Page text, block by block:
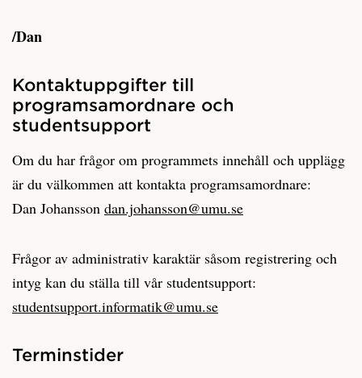
/Dan
Kontaktuppgifter till
programsamordnare och
studentsupport
Om du har frågor om programmets innehåll och upplägg
är du välkommen att kontakta programsamordnare:
Dan Johansson dan.johansson@umu.se
Frågor av administrativ karaktär såsom registrering och
intyg kan du ställa till vår studentsupport:
studentsupport.informatik@umu.se
Terminstider